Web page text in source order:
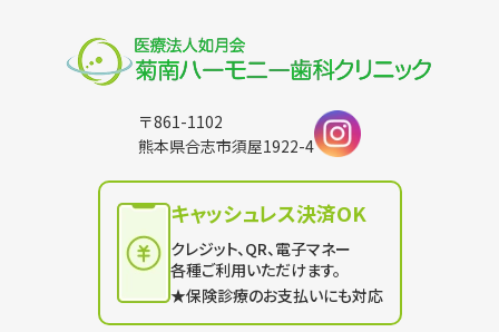
〒861-1102
熊本県合志市須屋1922-4
キャッシュレス決済OK
クレジット、QR、電子マネー
各種ご利用いただけます。
★保険診療のお支払いにも対応